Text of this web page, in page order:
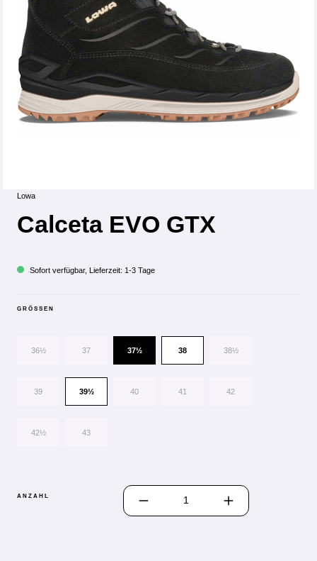
Lowa
Calceta EVO GTX
Sofort verfügbar, Lieferzeit: 1-3 Tage
GRÖSSEN
36½ 37 37½ 38 38½
39 39½ 40 41 42
42½ 43
ANZAHL
PRODUKT ANZAHL: GIB DEN